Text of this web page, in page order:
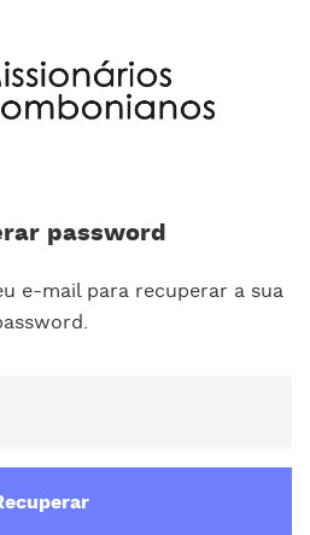
password
e-mail para recuperar a sua